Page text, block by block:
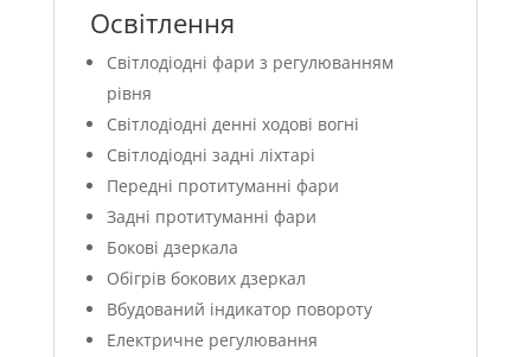
Освітлення
Світлодіодні фари з регулюванням
рівня
Світлодіодні денні ходові вогні
Світлодіодні задні ліхтарі
Передні протитуманні фари
Задні протитуманні фари
Бокові дзеркала
Обігрів бокових дзеркал
Вбудований індикатор повороту
Електричне регулювання